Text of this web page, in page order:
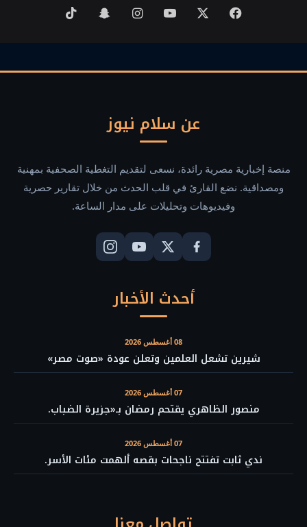
فيسبوك ‫YouTubeانستقرامسناب
عن سلام نيوز
منصة إخبارية مصرية رائدة، نسعى لتقديم التغطية الصحفية بمهنية
ومصداقية. نضع القارئ في قلب الحدث من خلال تقارير حصرية
وفيديوهات وتحليلات على مدار الساعة.
أحدث الأخبار
08 أغسطس 2026
شيرين تشعل العلمين وتعلن عودة «صوت مصر»
07 أغسطس 2026
منصور الظاهري يقتحم رمضان بـ«جزيرة الضباب.
07 أغسطس 2026
ندي ثابت تفتتح ناجحات بقصه ألهمت مئات الأسر.